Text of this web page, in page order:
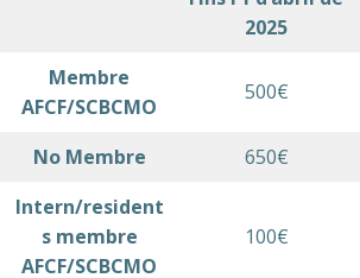
2025
Membre
AFCF/SCBCMO
500€
No Membre 650€
Intern/resident
s membre
AFCF/SCBCMO
100€